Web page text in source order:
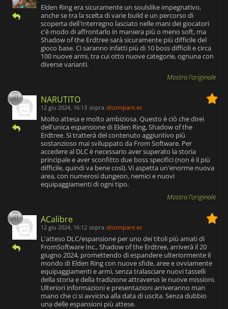
Elden Ring era sicuramente un soulslike impegnativo,
anche se tra la scelta di varie build e un percorso di
scoperta dell'Interregno lasciato nelle mani dei giocatori
c'è modo di affrontarlo in maniera più o meno soft, ma
Shadow of the Erdtree sarà sicuramente più difficile del
gioco base. Ci saranno infatti più di 10 boss difficili e circa
100 nuove armi, tra cui otto nuove categorie, ognuna con
diverse varianti.
Mostra l'originale
NARUTITO
12 giu 2024, 16:13 sopra dlcompare.es
Molto attesa e molto ambiziosa. Questo è ciò che direi
dell'unica espansione di Elden Ring, Shadow of the
Erdtree. Si tratterà del contenuto aggiuntivo più
sostanzioso mai sviluppato da From Software. Per
accedere al DLC è necessario aver superato la storia
principale e aver sconfitto due boss specifici (non è il più
difficile, quindi va bene così). Vi aspetta un'enorme nuova
area, con numerosi dungeon, nemici e nuovi
equipaggiamenti di ogni tipo.
Mostra l'originale
ACalibre
12 giu 2024, 16:12 sopra dlcompare.es
L'atteso DLC/espansione per uno dei titoli più amati di
FromSoftware Inc., Shadow of the Erdtree, arriverà il 20
giugno 2024, promettendo di espandere ulteriormente il
mondo di Elden Ring con nuove sfide, aree e ovviamente
equipaggiamenti e armi, senza tralasciare nuovi tasselli
della storia e della tradizione attraverso le nuove missioni.
Ulteriori informazioni e presentazioni arriveranno man
mano che ci si avvicina alla data di uscita. Senza dubbio
una delle espansioni più attese.